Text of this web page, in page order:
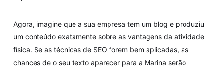
Agora, imagine que a sua empresa tem um blog e produziu
um conteúdo exatamente sobre as vantagens da atividade
física. Se as técnicas de SEO forem bem aplicadas, as
chances de o seu texto aparecer para a Marina serão